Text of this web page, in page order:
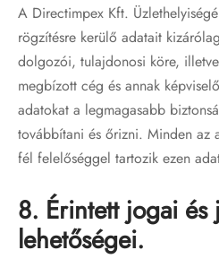
A Directimpex Kft.
rögzítésre kerülő adatait
dolgozói, tulajdonosi köre,
megbízott cég és annak
adatokat a legmagasabb
továbbítani és őrizni. Minden az
fél felelőséggel tartozik ezen
8. Érintett jogai és
lehetőségei.